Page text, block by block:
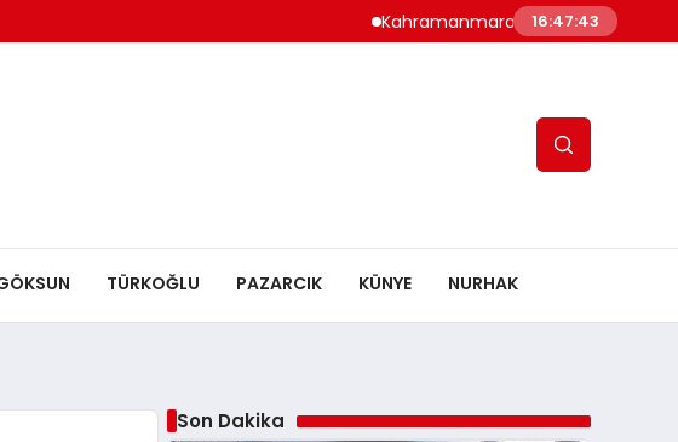
Kahramanmaraş’ta Altyapı Çoşkusu: Tsyd
16:47:44
TÜRKOĞLU PAZARCIK KÜNYE NURHAK
Son Dakika